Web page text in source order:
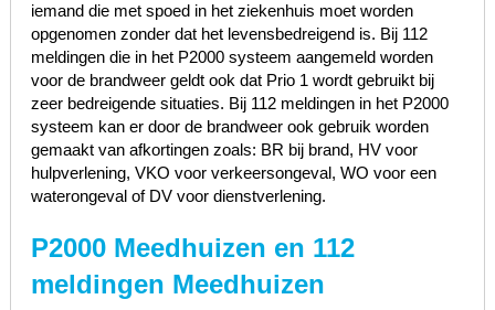
iemand die met spoed in het ziekenhuis moet worden
opgenomen zonder dat het levensbedreigend is. Bij 112
meldingen die in het P2000 systeem aangemeld worden
voor de brandweer geldt ook dat Prio 1 wordt gebruikt bij
zeer bedreigende situaties. Bij 112 meldingen in het P2000
systeem kan er door de brandweer ook gebruik worden
gemaakt van afkortingen zoals: BR bij brand, HV voor
hulpverlening, VKO voor verkeersongeval, WO voor een
waterongeval of DV voor dienstverlening.
P2000 Meedhuizen en 112
meldingen Meedhuizen